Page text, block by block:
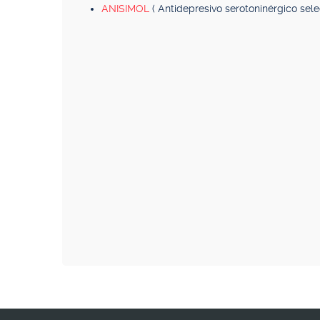
ANISIMOL ( Antidepresivo serotoninérgico